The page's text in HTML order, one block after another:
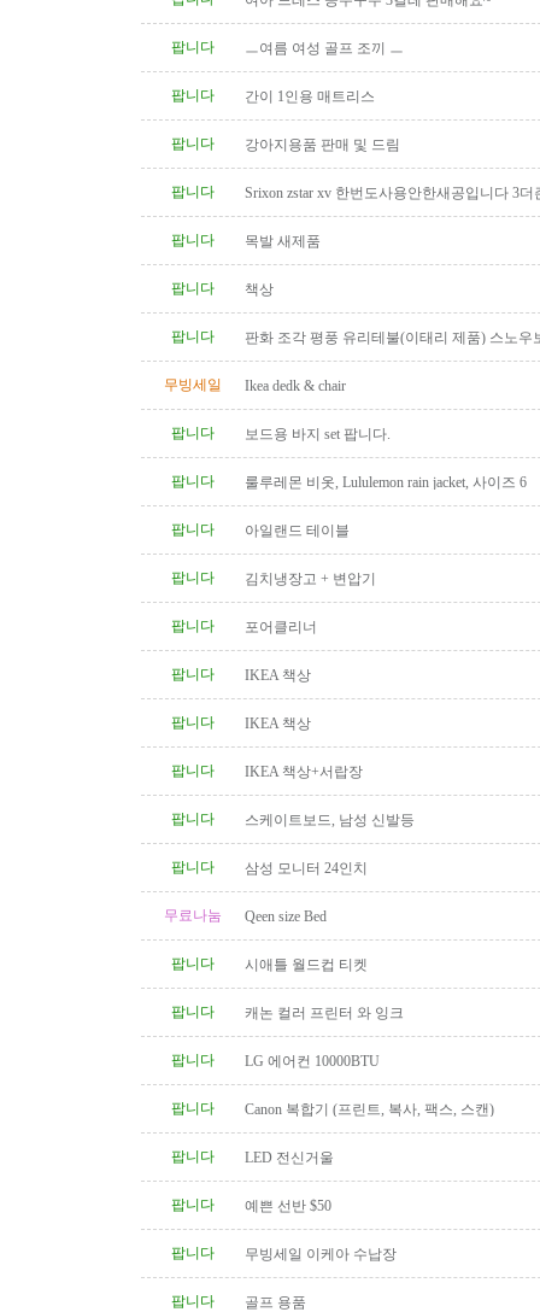
팝니다 ㅡ여름 여성 골프 조끼 ㅡ
팝니다 간이 1인용 매트리스
팝니다 강아지용품 판매 및 드림
팝니다 Srixon zstar xv 한번도사용안한새공입니다 3더
팝니다 목발 새제품
팝니다 책상
팝니다
판화 조각 평풍 유리테불(이태리 제품) 스노우
무빙세일
Ikea dedk & chair
팝니다 보드용 바지 set 팝니다.
팝니다 룰루레몬 비옷, Lululemon rain jacket, 사이즈 6
팝니다 아일랜드 테이블
팝니다 김치냉장고 + 변압기
팝니다 포어클리너
팝니다 IKEA 책상
팝니다 IKEA 책상
팝니다 IKEA 책상+서랍장
팝니다 스케이트보드, 남성 신발등
팝니다 삼성 모니터 24인치
무료나눔 Qeen size Bed
팝니다 시애틀 월드컵 티켓
팝니다 캐논 컬러 프린터 와 잉크
팝니다 LG 에어컨 10000BTU
팝니다 Canon 복합기 (프린트, 복사, 팩스, 스캔)
팝니다 LED 전신거울
팝니다 예쁜 선반 $50
팝니다 무빙세일 이케아 수납장
팝니다 골프 용품